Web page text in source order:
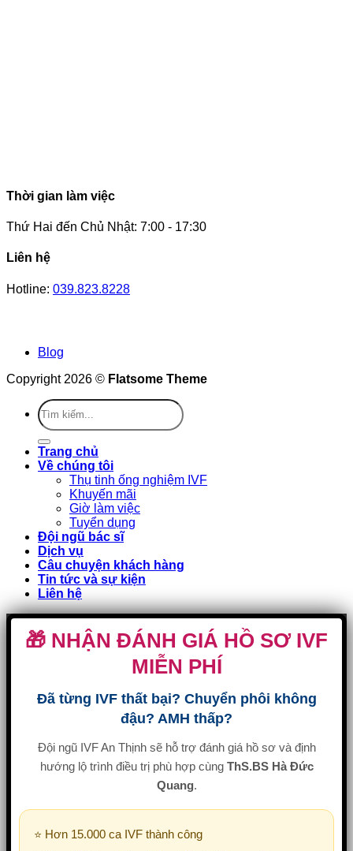
Thời gian làm việc
Thứ Hai đến Chủ Nhật: 7:00 - 17:30
Liên hệ
Hotline: 039.823.8228
Blog
Copyright 2026 © Flatsome Theme
Trang chủ
Về chúng tôi
Thụ tinh ống nghiệm IVF
Khuyến mãi
Giờ làm việc
Tuyển dụng
Đội ngũ bác sĩ
Dịch vụ
Câu chuyện khách hàng
Tin tức và sự kiện
Liên hệ
🎁 NHẬN ĐÁNH GIÁ HỒ SƠ IVF
MIỄN PHÍ
Đã từng IVF thất bại? Chuyển phôi không
đậu? AMH thấp?
Đội ngũ IVF An Thịnh sẽ hỗ trợ đánh giá hồ sơ và định
hướng lộ trình điều trị phù hợp cùng ThS.BS Hà Đức
Quang.
⭐ Hơn 15.000 ca IVF thành công